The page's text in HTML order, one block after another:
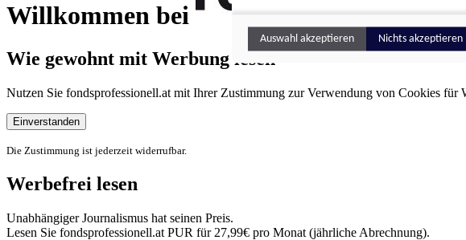
Willkommen bei
Wie gewohnt mit Werbung lesen
Nutzen Sie fondsprofessionell.at mit Ihrer Zustimmung zur Verwendung von Cookies für
Einverstanden
Die Zustimmung ist jederzeit widerrufbar.
Werbefrei lesen
Unabhängiger Journalismus hat seinen Preis.
Lesen Sie fondsprofessionell.at PUR für 27,99€ pro Monat (jährliche Abrechnung).
Auswahl akzeptieren Nichts akzeptieren